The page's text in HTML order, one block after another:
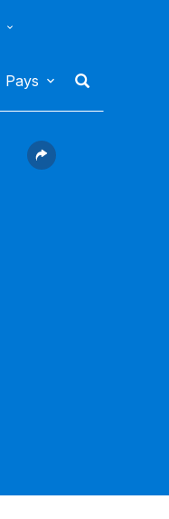
Pays